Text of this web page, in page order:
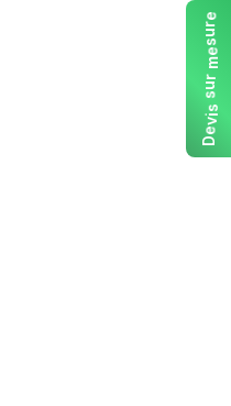
D
e
v
i
s
s
u
r
m
e
s
u
r
e